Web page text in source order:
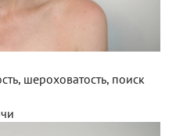
шероховатость, поиск